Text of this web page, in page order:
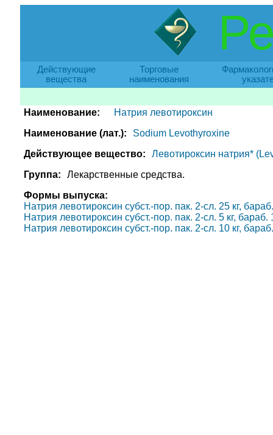
Действующие
вещества
Торговые
наименования
Наименование:
Натрия левотироксин
Наименование (лат.):
Sodium Levothyroxine
Действующее вещество:
Левотироксин натрия*
Группа:
Лекарственные средства.
Формы выпуска:
Натрия левотироксин субст.-пор. пак. 2-сл. 25 кг,
Натрия левотироксин субст.-пор. пак. 2-сл. 5 кг,
Натрия левотироксин субст.-пор. пак. 2-сл. 10 кг,